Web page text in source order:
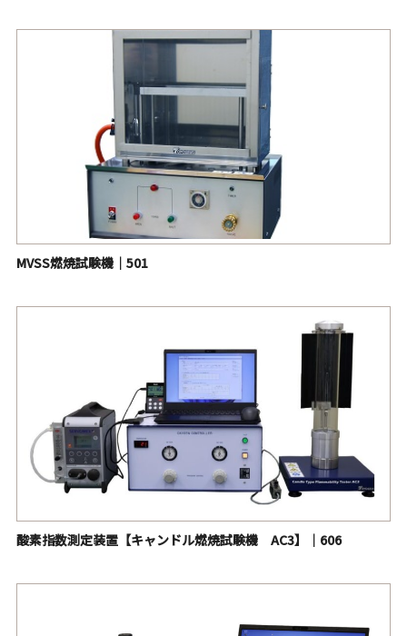
MVSS燃焼試験機｜501
酸素指数測定装置【キャンドル燃焼試験機 AC3】｜606